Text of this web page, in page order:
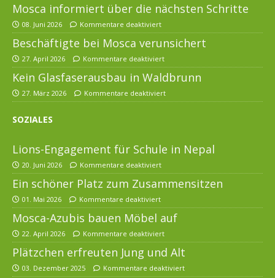
Mosca informiert über die nächsten Schritte
08. Juni 2026 Kommentare deaktiviert
Beschäftigte bei Mosca verunsichert
27. April 2026 Kommentare deaktiviert
Kein Glasfaserausbau in Waldbrunn
27. März 2026 Kommentare deaktiviert
SOZIALES
Lions-Engagement für Schule in Nepal
20. Juni 2026 Kommentare deaktiviert
Ein schöner Platz zum Zusammensitzen
01. Mai 2026 Kommentare deaktiviert
Mosca-Azubis bauen Möbel auf
22. April 2026 Kommentare deaktiviert
Plätzchen erfreuten Jung und Alt
03. Dezember 2025 Kommentare deaktiviert